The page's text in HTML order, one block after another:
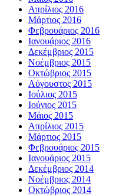
Απρίλιος 2016
Μάρτιος 2016
Φεβρουάριος 2016
Ιανουάριος 2016
Δεκέμβριος 2015
Νοέμβριος 2015
Οκτώβριος 2015
Αύγουστος 2015
Ιούλιος 2015
Ιούνιος 2015
Μάιος 2015
Απρίλιος 2015
Μάρτιος 2015
Φεβρουάριος 2015
Ιανουάριος 2015
Δεκέμβριος 2014
Νοέμβριος 2014
Οκτώβριος 2014